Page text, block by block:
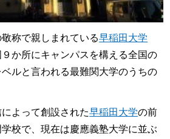
敬称で親しまれている早稲田大学
か所にキャンパスを構える全国の
ルと言われる最難関大学のうちの
よって創設された早稲田大学の前
校で、現在は慶應義塾大学に並ぶ